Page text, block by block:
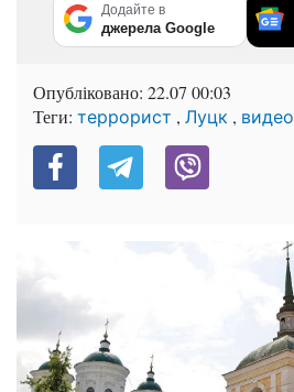
Додайте в
джерела Google
Опубліковано: 22.07 00:03
Теги: террорист , Луцк , видео